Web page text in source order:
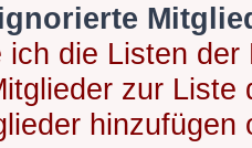
ich die Listen
zur